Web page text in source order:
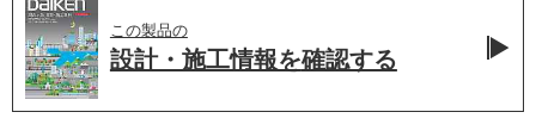
この製品の
設計・施工情報を確認する